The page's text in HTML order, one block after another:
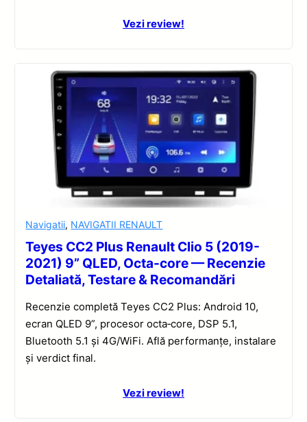
Vezi review!
Navigatii, NAVIGATII RENAULT
Teyes CC2 Plus Renault Clio 5 (2019-
2021) 9” QLED, Octa-core — Recenzie
Detaliată, Testare & Recomandări
Recenzie completă Teyes CC2 Plus: Android 10,
ecran QLED 9”, procesor octa‑core, DSP 5.1,
Bluetooth 5.1 și 4G/WiFi. Află performanțe, instalare
și verdict final.
Vezi review!